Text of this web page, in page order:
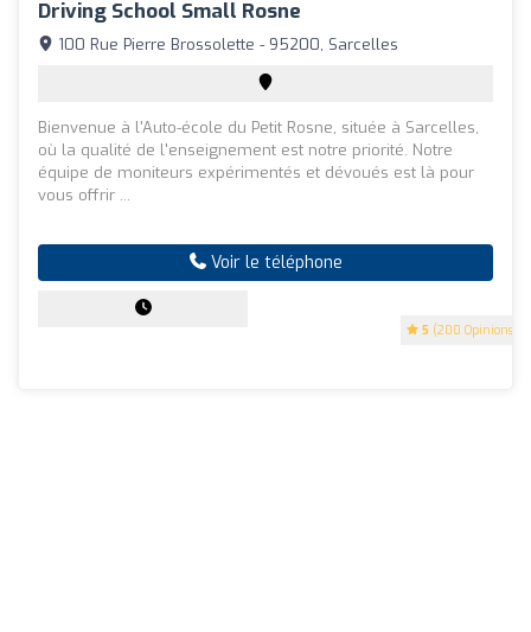
Driving School Small Rosne
5 (200 Opinions)
100 Rue Pierre Brossolette - 95200, Sarcelles
Bienvenue à l'Auto-école du Petit Rosne, située à Sarcelles,
où la qualité de l'enseignement est notre priorité. Notre
équipe de moniteurs expérimentés et dévoués est là pour
vous offrir ...
Voir le téléphone